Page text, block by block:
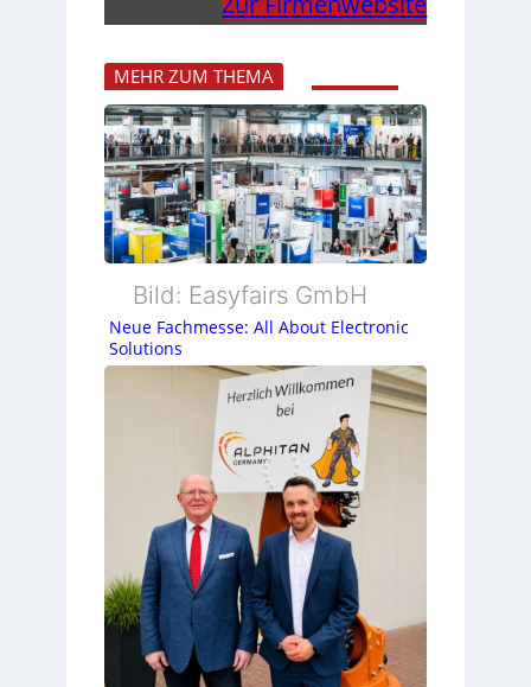
MEHR ZUM THEMA
Bild: Easyfairs GmbH
Neue Fachmesse: All About Electronic
Solutions